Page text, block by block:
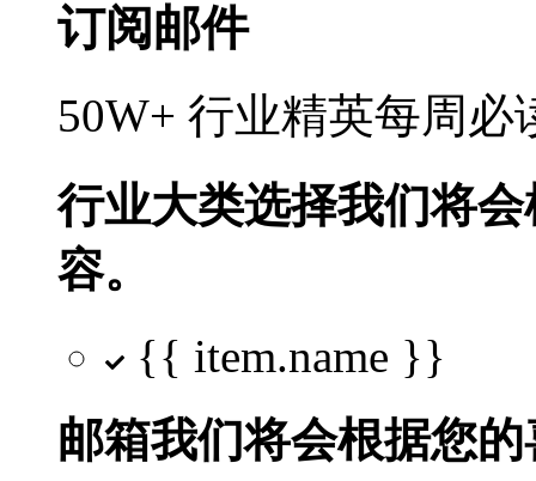
订阅邮件
50W+ 行业精英每周
行业大类选择我们将
容。
{{ item.name }}
邮箱我们将会根据您